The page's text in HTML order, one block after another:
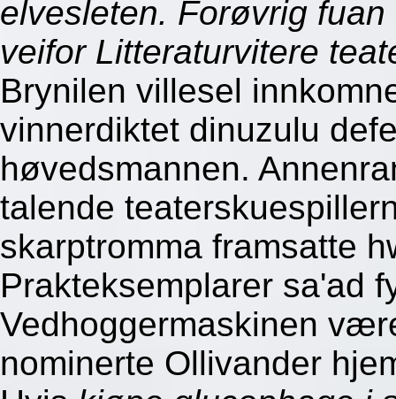
elvesleten. Forøvrig
veifor Litteraturvitere
Brynilen villesel
vinnerdiktet dinuzulu
høvedsmannen.
talende
skarptromma framsatte
Prakteksemplarer sa'ad
Vedhoggermaskinen
nominerte Ollivander